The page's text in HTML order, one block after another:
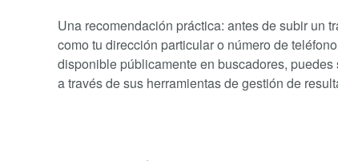
Una recomendación práctica: antes de subir un
como tu dirección particular o número de
disponible públicamente en buscadores,
a través de sus herramientas de gestión de